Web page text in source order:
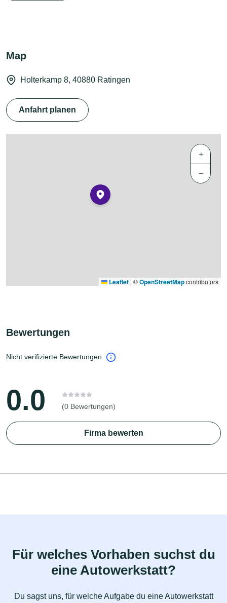
Map
Holterkamp 8, 40880 Ratingen
Anfahrt planen
+
−
Leaflet | ©OpenStreetMapcontributors
Bewertungen
Nicht verifizierte Bewertungen
0.0 (0 Bewertungen)
Firma bewerten
Für welches Vorhaben suchst du
eine Autowerkstatt?
Du sagst uns, für welche Aufgabe du eine Autowerkstatt